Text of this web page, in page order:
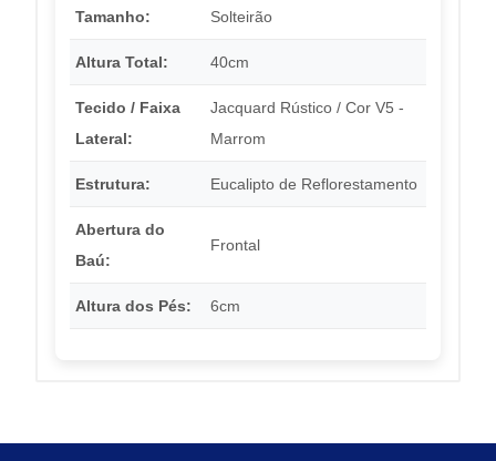
Tamanho: Solteirão
Altura Total: 40cm
Tecido / Faixa
Lateral:
Jacquard Rústico / Cor V5 -
Marrom
Estrutura: Eucalipto de Reflorestamento
Abertura do
Baú:
Frontal
Altura dos Pés: 6cm